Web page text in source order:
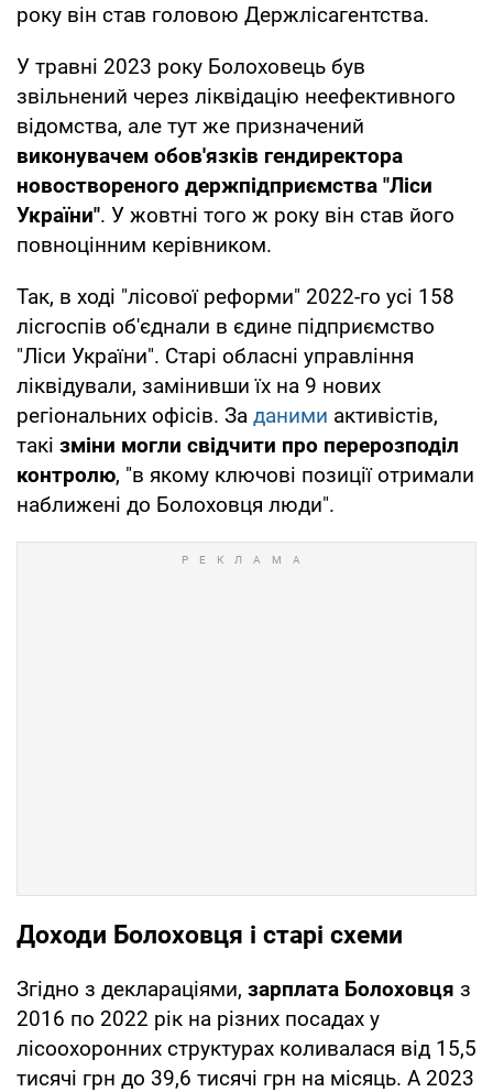
року він став головою Держлісагентства.
У травні 2023 року Болоховець був
звільнений через ліквідацію неефективного
відомства, але тут же призначений
виконувачем обов'язків гендиректора
новоствореного держпідприємства "Ліси
України". У жовтні того ж року він став його
повноцінним керівником.
Так, в ході "лісової реформи" 2022-го усі 158
лісгоспів об'єднали в єдине підприємство
"Ліси України". Старі обласні управління
ліквідували, замінивши їх на 9 нових
регіональних офісів. За даними активістів,
такі зміни могли свідчити про перерозподіл
контролю, "в якому ключові позиції отримали
наближені до Болоховця люди".
Доходи Болоховця і старі схеми
Згідно з деклараціями, зарплата Болоховця з
2016 по 2022 рік на різних посадах у
лісоохоронних структурах коливалася від 15,5
тисячі грн до 39,6 тисячі грн на місяць. А 2023